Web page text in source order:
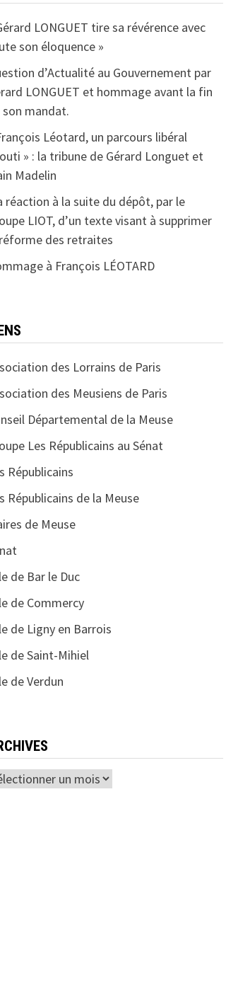
:
LONGUET tire sa révérence avec
son éloquence »
d’Actualité au Gouvernement par
LONGUET et hommage avant la fin
son mandat.
Léotard, un parcours libéral
» : la tribune de Gérard Longuet et
Madelin
réaction à la suite du dépôt, par le
LIOT, d’un texte visant à supprimer
des retraites
à François LÉOTARD
des Lorrains de Paris
des Meusiens de Paris
Départemental de la Meuse
Les Républicains au Sénat
Républicains
Républicains de la Meuse
de Meuse
de Bar le Duc
de Commercy
de Ligny en Barrois
de Saint-Mihiel
de Verdun